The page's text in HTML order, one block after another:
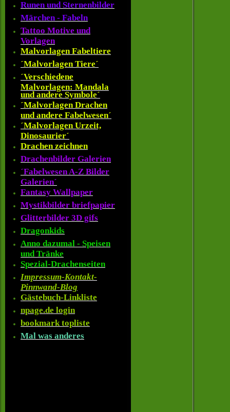
Runen und Sternenbilder
Märchen - Fabeln
Tattoo Motive und
Vorlagen
Malvorlagen Fabeltiere
´Malvorlagen Tiere´
´Verschiedene
Malvorlagen: Mandala
und andere Symbole´
´Malvorlagen Drachen
und andere Fabelwesen´
´Malvorlagen Urzeit,
Dinosaurier´
Drachen zeichnen
Drachenbilder Galerien
´Fabelwesen A-Z Bilder
Galerien´
Fantasy Wallpaper
Mystikbilder briefpapier
Glitterbilder 3D gifs
Dragonkids
Anno dazumal - Speisen
und Tränke
Spezial-Drachenseiten
Impressum-Kontakt-
Pinnwand-Blog
Gästebuch-Linkliste
npage.de login
bookmark topliste
Mal was anderes